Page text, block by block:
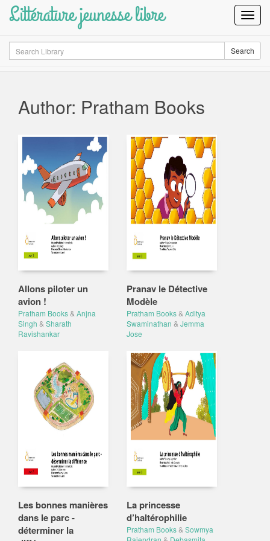
Littérature jeunesse libre
Search Search
Author: Pratham Books
Allons piloter un
avion !
Pratham Books& Anjna
Singh & Sharath
Ravishankar
Pranav le Détective
Modèle
Pratham Books& Aditya
Swaminathan & Jemma
Jose
Les bonnes manières
dans le parc -
déterminer la
La princesse
d’haltérophilie
Pratham Books& Sowmya